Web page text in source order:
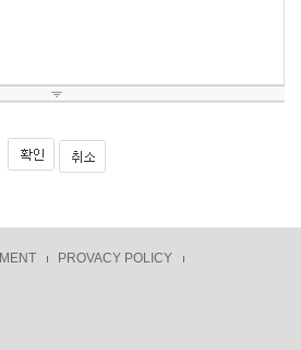
PROVACY POLICY